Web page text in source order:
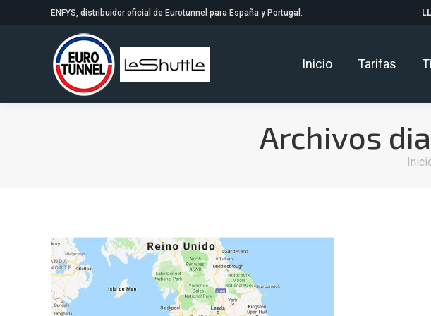
ENFYS, distribuidor oficial de Eurotunnel para España y Portugal.
Inicio Tarifas
Archivos